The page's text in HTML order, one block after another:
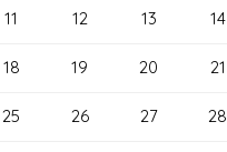
11 12 13 14
18 19 20 21
25 26 27 28